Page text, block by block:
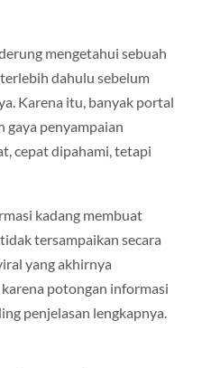
mengetahui sebuah
dahulu sebelum
Karena itu, banyak portal
gaya penyampaian
cepat dipahami, tetapi
kadang membuat
tersampaikan secara
yang akhirnya
potongan informasi
penjelasan lengkapnya.